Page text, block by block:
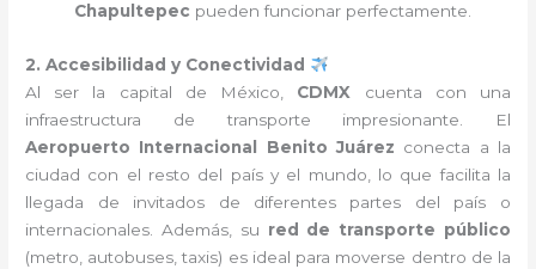
Chapultepec pueden funcionar perfectamente.
2. Accesibilidad y Conectividad
Al ser la capital de México, CDMX cuenta con una
infraestructura de transporte impresionante. El
Aeropuerto Internacional Benito Juárez conecta a la
ciudad con el resto del país y el mundo, lo que facilita la
llegada de invitados de diferentes partes del país o
internacionales. Además, su red de transporte público
(metro, autobuses, taxis) es ideal para moverse dentro de la